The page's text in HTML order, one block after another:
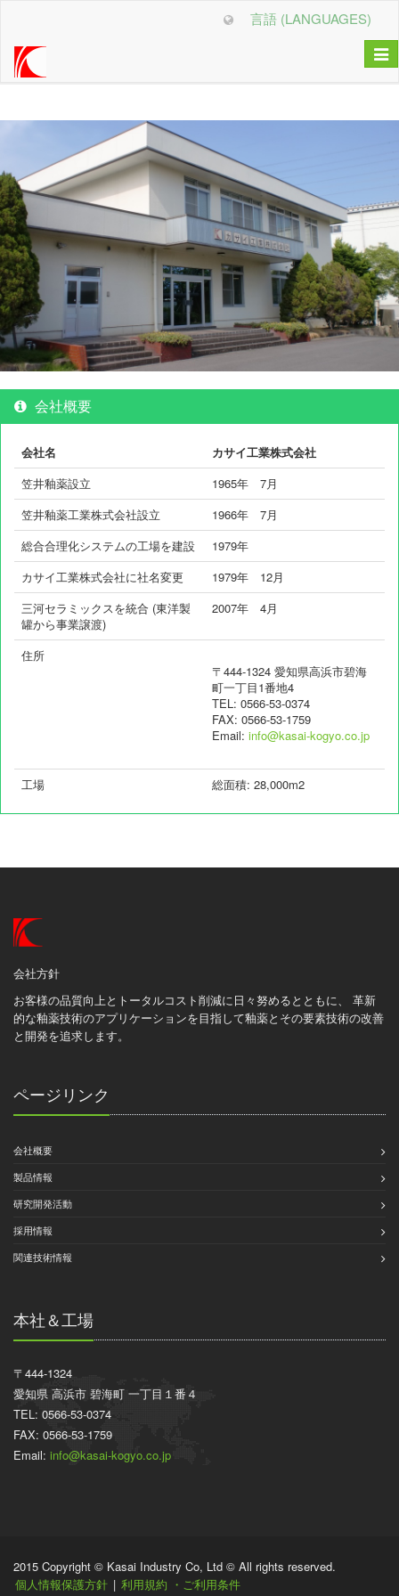
言語 (LANGUAGES)
会社概要
会社名
カサイ工業株式会社
笠井釉薬設立
1965年 7月
笠井釉薬工業株式会社設立
1966年 7月
総合合理化システムの工場を建設
1979年
カサイ工業株式会社に社名変更
1979年 12月
三河セラミックスを統合 (東洋製
罐から事業譲渡)
2007年 4月
住所
〒444-1324 愛知県高浜市碧海
町一丁目1番地4
TEL: 0566-53-0374
FAX: 0566-53-1759
Email: info@kasai-kogyo.co.jp
工場 総面積: 28,000m2
会社方針
お客様の品質向上とトータルコスト削減に日々努めるとともに、 革新
的な釉薬技術のアプリケーションを目指して釉薬とその要素技術の改善
と開発を追求します。
ページリンク
会社概要
製品情報
研究開発活動
採用情報
関連技術情報
本社＆工場
〒444-1324
愛知県 高浜市 碧海町 一丁目１番４
TEL: 0566-53-0374
FAX: 0566-53-1759
Email: info@kasai-kogyo.co.jp
2015 Copyright © Kasai Industry Co, Ltd © All rights reserved.
個人情報保護方針 | 利用規約 ・ご利用条件